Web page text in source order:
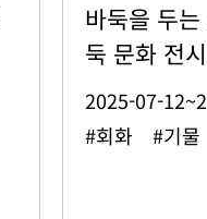
바둑을 두
둑 문화 전시
2025-07-
#회화 #기물